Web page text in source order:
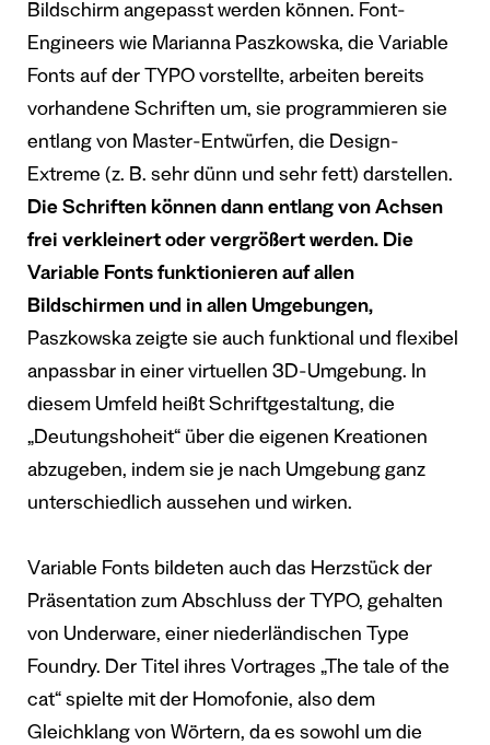
Bildschirm angepasst werden können. Font-
Engineers wie Marianna Paszkowska, die Variable
Fonts auf der TYPO vorstellte, arbeiten bereits
vorhandene Schriften um, sie programmieren sie
entlang von Master-Entwürfen, die Design-
Extreme (z. B. sehr dünn und sehr fett) darstellen.
Die Schriften können dann entlang von Achsen
frei verkleinert oder vergrößert werden. Die
Variable Fonts funktionieren auf allen
Bildschirmen und in allen Umgebungen,
Paszkowska zeigte sie auch funktional und flexibel
anpassbar in einer virtuellen 3D-Umgebung. In
diesem Umfeld heißt Schriftgestaltung, die
„Deutungshoheit“ über die eigenen Kreationen
abzugeben, indem sie je nach Umgebung ganz
unterschiedlich aussehen und wirken.
Variable Fonts bildeten auch das Herzstück der
Präsentation zum Abschluss der TYPO, gehalten
von Underware, einer niederländischen Type
Foundry. Der Titel ihres Vortrages „The tale of the
cat“ spielte mit der Homofonie, also dem
Gleichklang von Wörtern, da es sowohl um die